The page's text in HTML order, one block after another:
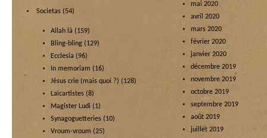
Societas (54)
Allah là (159)
Bling-bling (129)
Ecclesia (96)
In memoriam (16)
Jésus crie (mais quoi ?) (128)
Laïcartistes (8)
Magister Ludi (1)
Synagoguetteries (10)
Vroum-vroum (25)
mai 2020
avril 2020
mars 2020
février 2020
janvier 2020
décembre 2019
novembre 2019
octobre 2019
septembre 2019
août 2019
juillet 2019